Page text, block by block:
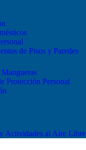
de Pisos y Paredes
Protección Personal
Actividades al Aire Libre